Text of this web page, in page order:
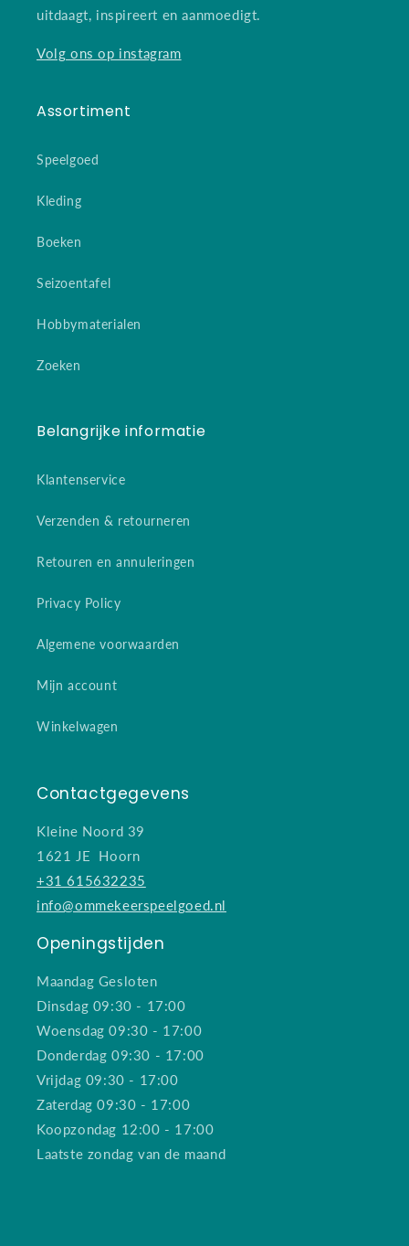
uitdaagt, inspireert en aanmoedigt.
Volg ons op instagram
Assortiment
Speelgoed
Kleding
Boeken
Seizoentafel
Hobbymaterialen
Zoeken
Belangrijke informatie
Klantenservice
Verzenden & retourneren
Retouren en annuleringen
Privacy Policy
Algemene voorwaarden
Mijn account
Winkelwagen
Contactgegevens
Kleine Noord 39
1621 JE Hoorn
+31 615632235
info@ommekeerspeelgoed.nl
Openingstijden
Maandag Gesloten
Dinsdag 09:30 - 17:00
Woensdag 09:30 - 17:00
Donderdag 09:30 - 17:00
Vrijdag 09:30 - 17:00
Zaterdag 09:30 - 17:00
Koopzondag 12:00 - 17:00
Laatste zondag van de maand